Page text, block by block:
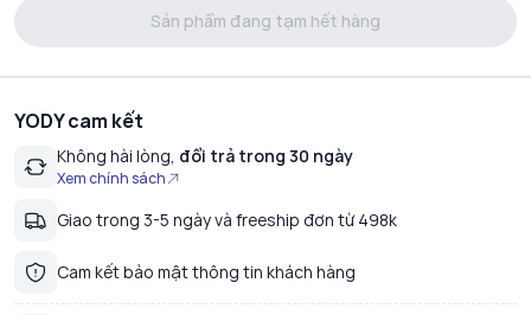
Sản phẩm đang tạm hết hàng
YODY cam kết
Không hài lòng, đổi trả trong 30 ngày
Xem chính sách
Giao trong 3-5 ngày và freeship đơn từ 498k
Cam kết bảo mật thông tin khách hàng